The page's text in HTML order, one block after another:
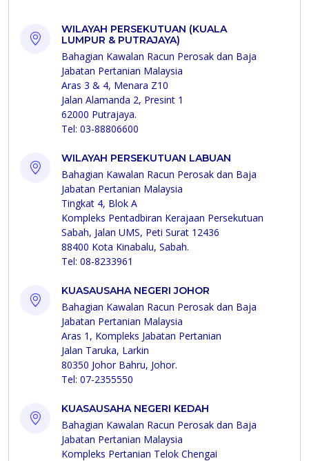
WILAYAH PERSEKUTUAN (KUALA
LUMPUR & PUTRAJAYA)
Bahagian Kawalan Racun Perosak dan Baja
Jabatan Pertanian Malaysia
Aras 3 & 4, Menara Z10
Jalan Alamanda 2, Presint 1
62000 Putrajaya.
Tel: 03-88806600
WILAYAH PERSEKUTUAN LABUAN
Bahagian Kawalan Racun Perosak dan Baja
Jabatan Pertanian Malaysia
Tingkat 4, Blok A
Kompleks Pentadbiran Kerajaan Persekutuan
Sabah, Jalan UMS, Peti Surat 12436
88400 Kota Kinabalu, Sabah.
Tel: 08-8233961
KUASAUSAHA NEGERI JOHOR
Bahagian Kawalan Racun Perosak dan Baja
Jabatan Pertanian Malaysia
Aras 1, Kompleks Jabatan Pertanian
Jalan Taruka, Larkin
80350 Johor Bahru, Johor.
Tel: 07-2355550
KUASAUSAHA NEGERI KEDAH
Bahagian Kawalan Racun Perosak dan Baja
Jabatan Pertanian Malaysia
Kompleks Pertanian Telok Chengai